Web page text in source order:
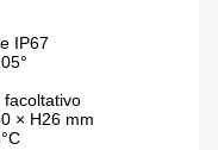
IP67
facoltativo
× H26 mm